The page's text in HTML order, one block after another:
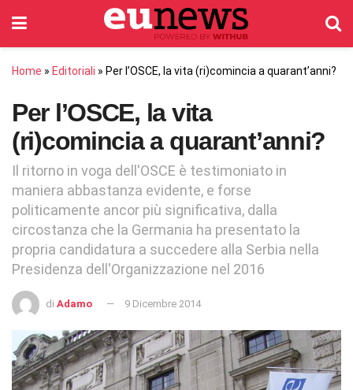
Home » Editoriali » Per l’OSCE, la vita (ri)comincia a quarant’anni?
Per l’OSCE, la vita
(ri)comincia a quarant’anni?
Il ritorno in voga dell'OSCE è testimoniato in
maniera abbastanza evidente, e forse
politicamente ancor più significativa, dalla
circostanza che la Germania ha presentato la
propria candidatura a succedere alla Serbia nella
Presidenza dell'Organizzazione nel 2016
di Adamo 9 Dicembre 2014